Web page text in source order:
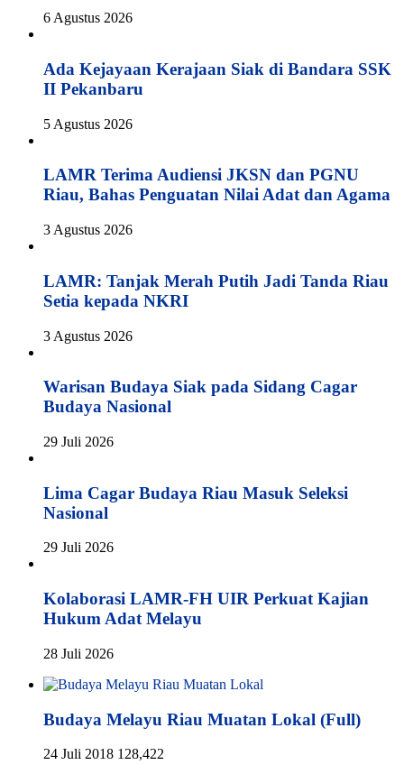
6 Agustus 2026
Ada Kejayaan Kerajaan Siak di Bandara SSK
II Pekanbaru
5 Agustus 2026
LAMR Terima Audiensi JKSN dan PGNU
Riau, Bahas Penguatan Nilai Adat dan Agama
3 Agustus 2026
LAMR: Tanjak Merah Putih Jadi Tanda Riau
Setia kepada NKRI
3 Agustus 2026
Warisan Budaya Siak pada Sidang Cagar
Budaya Nasional
29 Juli 2026
Lima Cagar Budaya Riau Masuk Seleksi
Nasional
29 Juli 2026
Kolaborasi LAMR-FH UIR Perkuat Kajian
Hukum Adat Melayu
28 Juli 2026
Budaya Melayu Riau Muatan Lokal (Full)
24 Juli 2018 128,422